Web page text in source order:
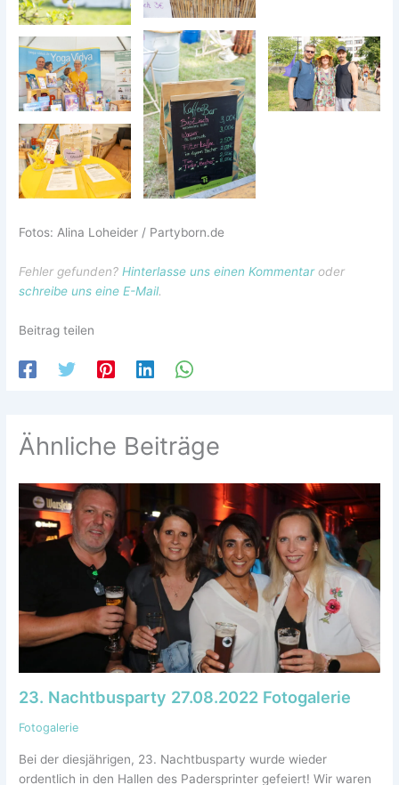
Fotos: Alina Loheider / Partyborn.de
Fehler gefunden?Hinterlasse uns einen Kommentaroder
schreibe uns eine E-Mail.
Beitrag teilen
Ähnliche Beiträge
23. Nachtbusparty 27.08.2022 Fotogalerie
Fotogalerie
Bei der diesjährigen, 23. Nachtbusparty wurde wieder
ordentlich in den Hallen des Padersprinter gefeiert! Wir waren